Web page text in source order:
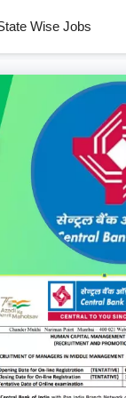
Wise Jobs